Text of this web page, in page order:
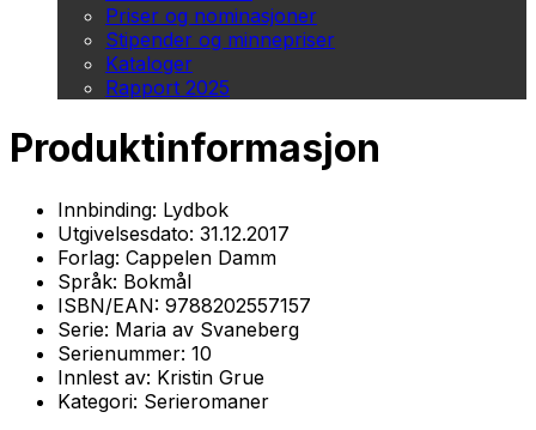
Priser og nominasjoner
Stipender og minnepriser
Kataloger
Rapport 2025
Produktinformasjon
Innbinding: Lydbok
Utgivelsesdato: 31.12.2017
Forlag: Cappelen Damm
Språk: Bokmål
ISBN/EAN: 9788202557157
Serie: Maria av Svaneberg
Serienummer: 10
Innlest av: Kristin Grue
Kategori: Serieromaner